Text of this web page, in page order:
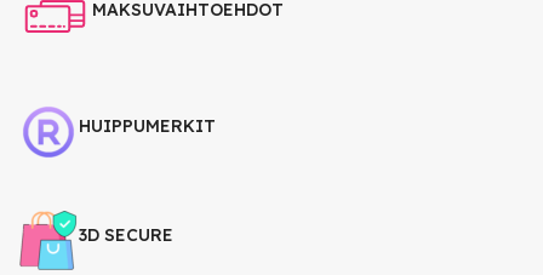
MAKSUVAIHTOEHDOT
HUIPPUMERKIT
3D SECURE